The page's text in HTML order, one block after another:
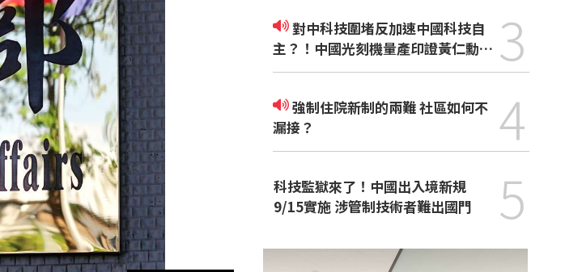
對中科技圍堵反加速中國科技自
主？！中國光刻機量產印證黃仁勳觀
點
3
強制住院新制的兩難 社區如何不
漏接？
4
科技監獄來了！中國出入境新規
9/15實施 涉管制技術者難出國門
5